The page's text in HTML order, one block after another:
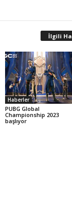
İlgili
Haberler
PUBG Global
Championship 2023
başlıyor